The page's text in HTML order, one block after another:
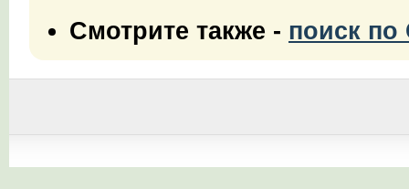
Смотрите также - поиск